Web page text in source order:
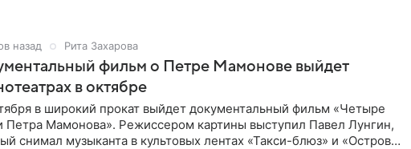
назад Рита Захарова
фильм о Петре Мамонове выйдет
в октябре
в широкий прокат выйдет документальный фильм «Четыре
Петра Мамонова». Режиссером картины выступил Павел Лунгин,
снимал музыканта в культовых лентах «Такси-блюз» и «Остров».